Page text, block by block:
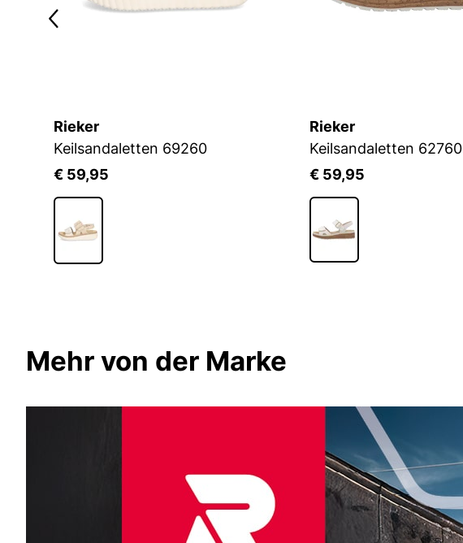
Rieker
Keilsandaletten 69260
€ 59,95
Rieker
Keilsandaletten 62760
€ 59,95
Mehr von der Marke